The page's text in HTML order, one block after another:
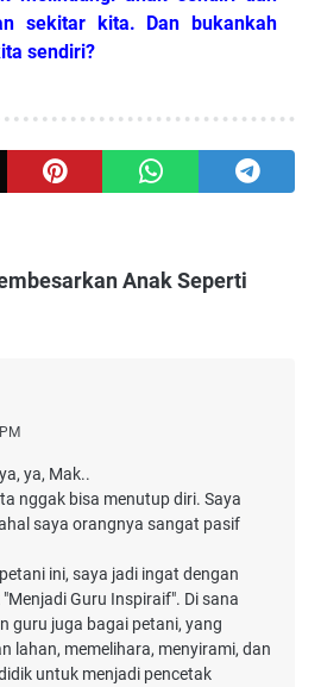
sekitar kita. Dan bukankah
sendiri?
Anak Seperti
ya, Mak..
nggak bisa menutup diri. Saya
saya orangnya sangat pasif
ini, saya jadi ingat dengan
Guru Inspiraif". Di sana
guru juga bagai petani, yang
lahan, memelihara, menyirami, dan
untuk menjadi pencetak